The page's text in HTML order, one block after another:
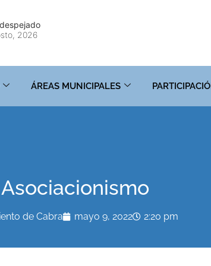
2026
ÁREAS MUNICIPALES
de Cabra mayo 9, 2022 2:20 pm